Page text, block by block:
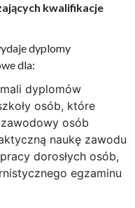
kwalifikacje
dyplomy
dla:
dyplomów
osób, które
osób
naukę zawodu
dorosłych osób,
egzaminu